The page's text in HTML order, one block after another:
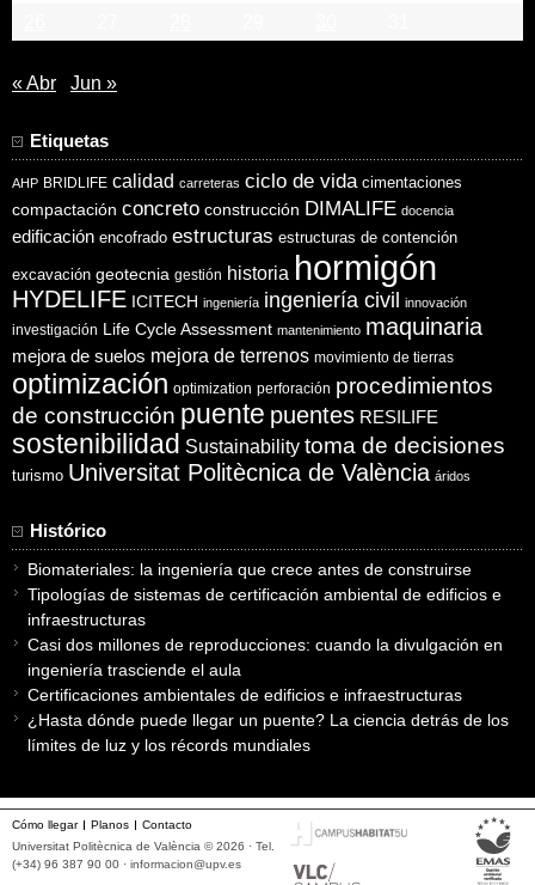
« Abr Jun »
Etiquetas
AHP BRIDLIFE calidad carreteras ciclo de vida cimentaciones
compactación concreto construcción DIMALIFE docencia
edificación encofrado estructuras estructuras de contención
excavación geotecnia gestión historia hormigón
HYDELIFE ICITECH ingeniería ingeniería civil innovación
investigación Life Cycle Assessment mantenimiento maquinaria
mejora de suelos mejora de terrenos movimiento de tierras
optimización optimization perforación procedimientos
de construcción puente puentes RESILIFE
sostenibilidad Sustainability toma de decisiones
turismo Universitat Politècnica de València áridos
Histórico
Biomateriales: la ingeniería que crece antes de construirse
Tipologías de sistemas de certificación ambiental de edificios e
infraestructuras
Casi dos millones de reproducciones: cuando la divulgación en
ingeniería trasciende el aula
Certificaciones ambientales de edificios e infraestructuras
¿Hasta dónde puede llegar un puente? La ciencia detrás de los
límites de luz y los récords mundiales
Cómo llegar Planos
Contacto
Universitat Politècnica de València © 2026 · Tel.
(+34) 96 387 90 00 · informacion@upv.es